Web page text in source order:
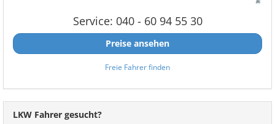
Service: 040 - 60 94 55 30
Preise ansehen
Freie Fahrer finden
LKW Fahrer gesucht?